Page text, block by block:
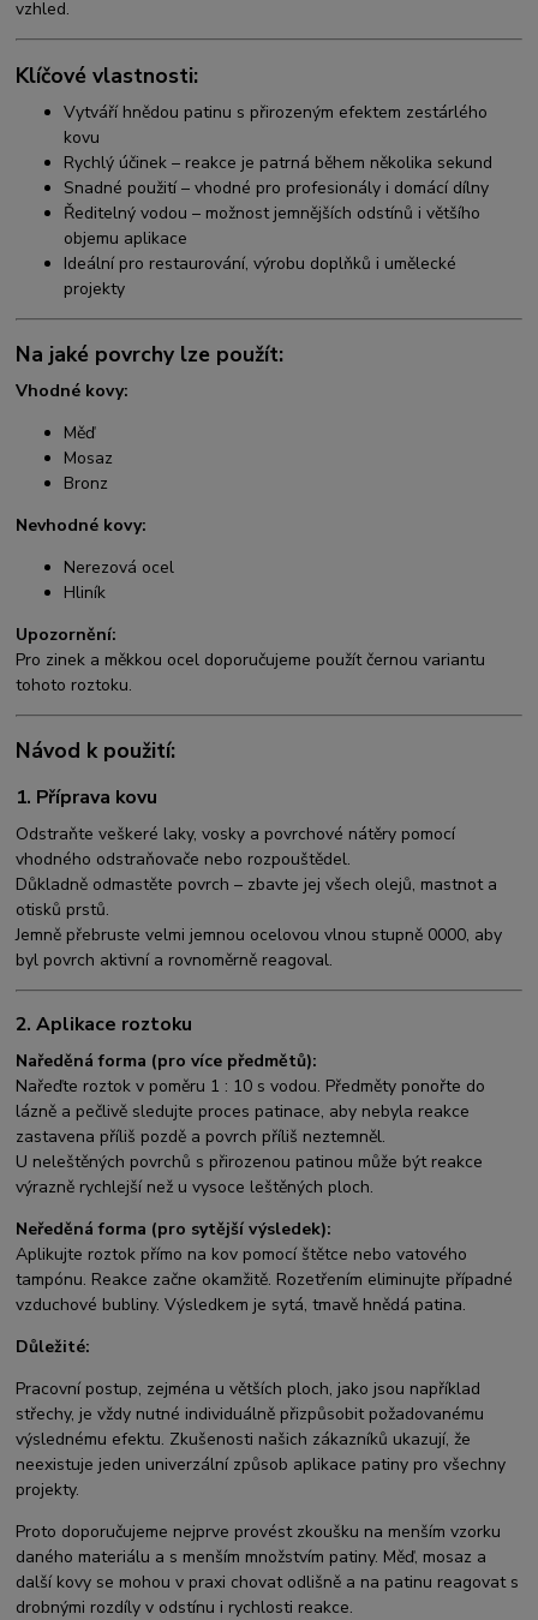
vzhled.
Klíčové vlastnosti:
Vytváří hnědou patinu s přirozeným efektem zestárlého
kovu
Rychlý účinek – reakce je patrná během několika sekund
Snadné použití – vhodné pro profesionály i domácí dílny
Ředitelný vodou – možnost jemnějších odstínů i většího
objemu aplikace
Ideální pro restaurování, výrobu doplňků i umělecké
projekty
Na jaké povrchy lze použít:
Vhodné kovy:
Měď
Mosaz
Bronz
Nevhodné kovy:
Nerezová ocel
Hliník
Upozornění:
Pro zinek a měkkou ocel doporučujeme použít černou variantu
tohoto roztoku.
Návod k použití:
1. Příprava kovu
Odstraňte veškeré laky, vosky a povrchové nátěry pomocí
vhodného odstraňovače nebo rozpouštědel.
Důkladně odmastěte povrch – zbavte jej všech olejů, mastnot a
otisků prstů.
Jemně přebruste velmi jemnou ocelovou vlnou stupně 0000, aby
byl povrch aktivní a rovnoměrně reagoval.
2. Aplikace roztoku
Naředěná forma (pro více předmětů):
Nařeďte roztok v poměru 1 : 10 s vodou. Předměty ponořte do
lázně a pečlivě sledujte proces patinace, aby nebyla reakce
zastavena příliš pozdě a povrch příliš neztemněl.
U neleštěných povrchů s přirozenou patinou může být reakce
výrazně rychlejší než u vysoce leštěných ploch.
Neředěná forma (pro sytější výsledek):
Aplikujte roztok přímo na kov pomocí štětce nebo vatového
tampónu. Reakce začne okamžitě. Rozetřením eliminujte případné
vzduchové bubliny. Výsledkem je sytá, tmavě hnědá patina.
Důležité:
Pracovní postup, zejména u větších ploch, jako jsou například
střechy, je vždy nutné individuálně přizpůsobit požadovanému
výslednému efektu. Zkušenosti našich zákazníků ukazují, že
neexistuje jeden univerzální způsob aplikace patiny pro všechny
projekty.
Proto doporučujeme nejprve provést zkoušku na menším vzorku
daného materiálu a s menším množstvím patiny. Měď, mosaz a
další kovy se mohou v praxi chovat odlišně a na patinu reagovat s
drobnými rozdíly v odstínu i rychlosti reakce.